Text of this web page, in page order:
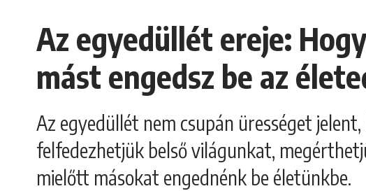
Az egyedüllét ereje:
mást engedsz be az
Az egyedüllét nem csupán ürességet
felfedezhetjük belső világunkat,
mielőtt másokat engednénk be életünkbe.